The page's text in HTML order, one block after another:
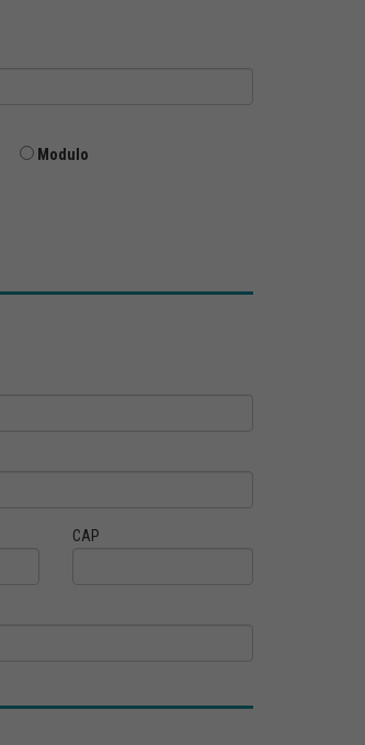
Modulo
CAP